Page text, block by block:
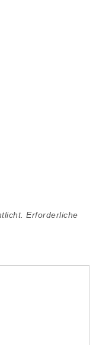
Erforderliche